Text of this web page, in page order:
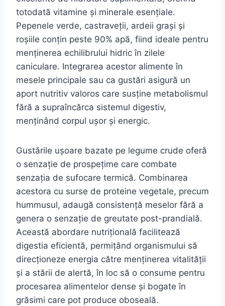
totodată vitamine și minerale esențiale.
Pepenele verde, castraveții, ardeii grași și
roșiile conțin peste 90% apă, fiind ideale pentru
menținerea echilibrului hidric în zilele
caniculare. Integrarea acestor alimente în
mesele principale sau ca gustări asigură un
aport nutritiv valoros care susține metabolismul
fără a supraîncărca sistemul digestiv,
menținând corpul ușor și energic.
Gustările ușoare bazate pe legume crude oferă
o senzație de prospețime care combate
senzația de sufocare termică. Combinarea
acestora cu surse de proteine vegetale, precum
hummusul, adaugă consistență meselor fără a
genera o senzație de greutate post-prandială.
Această abordare nutrițională facilitează
digestia eficientă, permițând organismului să
direcționeze energia către menținerea vitalității
și a stării de alertă, în loc să o consume pentru
procesarea alimentelor dense și bogate în
grăsimi care pot produce oboseală.